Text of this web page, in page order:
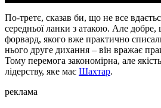
По-третє, сказав би, що не все
середньої ланки з атакою. Але
форвард, якого вже практично
нього друге дихання – він вражає
Тому перемога закономірна, але
лідерству, яке має Шахтар.
реклама